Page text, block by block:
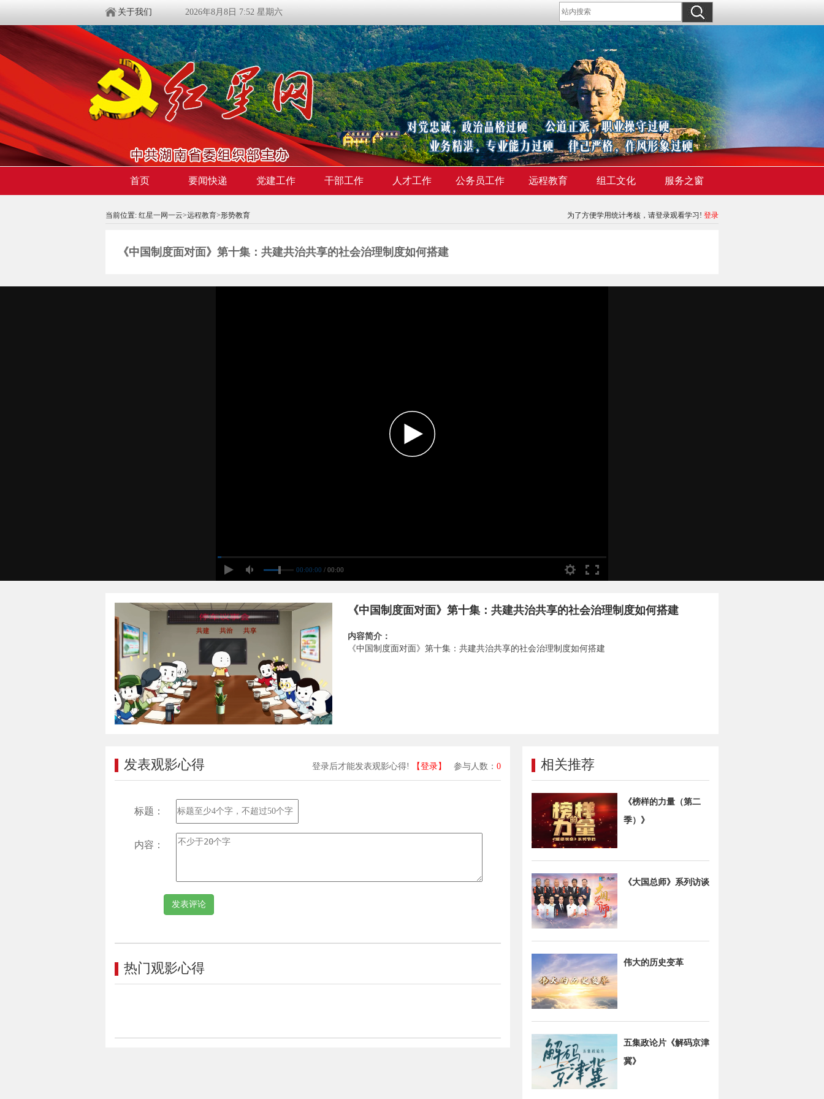
关于我们 2026年8月8日 7:52 星期六
首页 要闻快递 党建工作 干部工作 人才工作 公务员工作 远程教育 组工文化 服务之窗
当前位置: 红星一网一云>远程教育>形势教育 为了方便学用统计考核，请登录观看学习! 登录
《中国制度面对面》第十集：共建共治共享的社会治理制度如何搭建
00:00:00 / 00:00
《中国制度面对面》第十集：共建共治共享的社会治理制度如何搭建
内容简介：
《中国制度面对面》第十集：共建共治共享的社会治理制度如何搭建
登录后才能发表观影心得! 【登录】 参与人数： 0
发表观影心得
标题：
内容：
热门观影心得
相关推荐
《榜样的力量（第二
季）》
《大国总师》系列访谈
伟大的历史变革
五集政论片《解码京津
冀》